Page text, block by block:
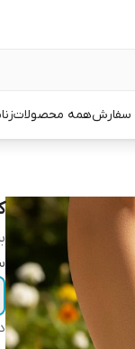
سفارشهمه محصولات